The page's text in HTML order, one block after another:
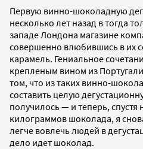
Первую винно-шоколадную
несколько лет назад в тогда
западе Лондона магазине
совершенно влюбившись в их
карамель. Гениальное
крепленым вином из
том, что из таких винно-
составить целую
получилось — и теперь,
килограммов шоколада, я
легче вовлечь людей в
дело идет шоколад.